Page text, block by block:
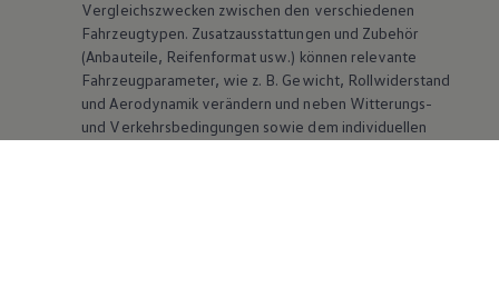
Vergleichszwecken zwischen den verschiedenen
Fahrzeugtypen. Zusatzausstattungen und Zubehör
(Anbauteile, Reifenformat usw.) können relevante
Fahrzeugparameter, wie z. B. Gewicht, Rollwiderstand
und Aerodynamik verändern und neben Witterungs-
und Verkehrsbedingungen sowie dem individuellen